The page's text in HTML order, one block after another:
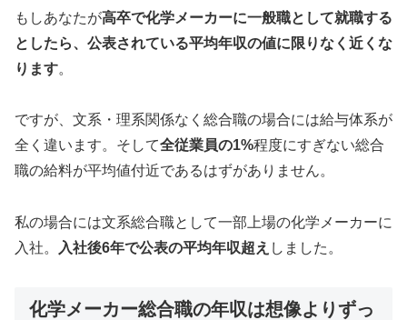
もしあなたが高卒で化学メーカーに一般職として就職する
としたら、公表されている平均年収の値に限りなく近くな
ります。
ですが、文系・理系関係なく総合職の場合には給与体系が
全く違います。そして全従業員の1%程度にすぎない総合
職の給料が平均値付近であるはずがありません。
私の場合には文系総合職として一部上場の化学メーカーに
入社。
入社後6年で公表の平均年収超え しました。
化学メーカー総合職の年収は想像よりずっ